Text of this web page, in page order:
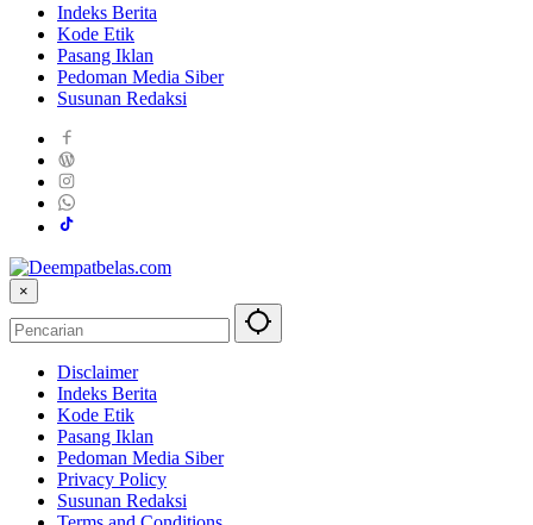
Indeks Berita
Kode Etik
Pasang Iklan
Pedoman Media Siber
Susunan Redaksi
×
Disclaimer
Indeks Berita
Kode Etik
Pasang Iklan
Pedoman Media Siber
Privacy Policy
Susunan Redaksi